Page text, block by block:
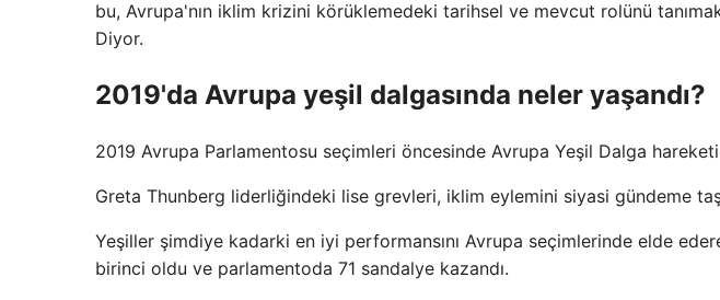
bu, Avrupa'nın iklim krizini körüklemedeki tarihsel ve mevcut rolünü
Diyor.
2019'da Avrupa yeşil dalgasında neler yaşandı?
2019 Avrupa Parlamentosu seçimleri öncesinde Avrupa Yeşil Dalga
Greta Thunberg liderliğindeki lise grevleri, iklim eylemini siyasi gündeme
Yeşiller şimdiye kadarki en iyi performansını Avrupa seçimlerinde elde
birinci oldu ve parlamentoda 71 sandalye kazandı.